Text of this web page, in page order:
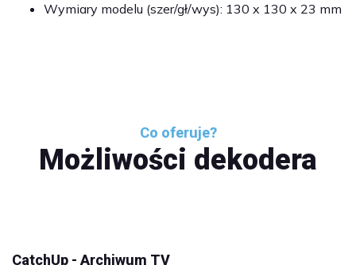
Wymiary modelu (szer/gł/wys): 130 x 130 x 23 mm
Co oferuje?
Możliwości dekodera
CatchUp - Archiwum TV